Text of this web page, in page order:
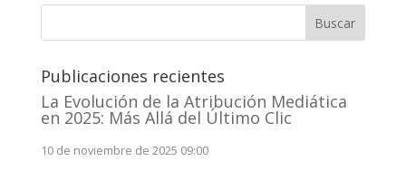
Buscar
Publicaciones recientes
La Evolución de la Atribución Mediática
en 2025: Más Allá del Último Clic
10 de noviembre de 2025 09:00